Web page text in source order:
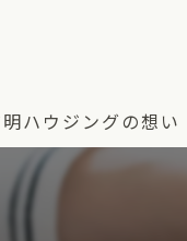
ハウジングの想い